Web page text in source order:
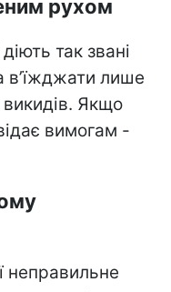
рухом
так звані
в’їжджати лише
Якщо
вимогам -
неправильне